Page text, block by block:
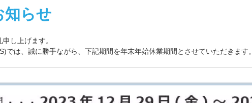
知らせ
し上げます。
では、誠に勝手ながら、下記期間を年末年始休業期間とさせていただきます。